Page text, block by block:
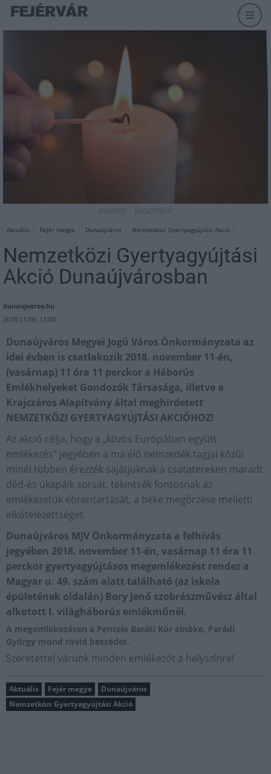
pixabay - illusztráció
Aktuális Fejér megye Dunaújváros Nemzetközi Gyertyagyújtási Akció
Nemzetközi Gyertyagyújtási
Akció Dunaújvárosban
dunaujvaros.hu
2018.11.06. 11:00
Dunaújváros Megyei Jogú Város Önkormányzata az
idei évben is csatlakozik 2018. november 11-én,
(vasárnap) 11 óra 11 perckor a Háborús
Emlékhelyeket Gondozók Társasága, illetve a
Krajczáros Alapítvány által meghirdetett
NEMZETKÖZI GYERTYAGYÚJTÁSI AKCIÓHOZ!
Az akció célja, hogy a „közös Európában együtt
emlékezés” jegyében a ma élő nemzedék tagjai közül
minél többen érezzék sajátjuknak a csatatereken maradt
déd-és ükapáik sorsát, tekintsék fontosnak az
emlékezetük ébrentartását, a béke megőrzése melletti
elkötelezettséget.
Dunaújváros MJV Önkormányzata a felhívás
jegyében 2018. november 11-én, vasárnap 11 óra 11
perckor gyertyagyújtásos megemlékezést rendez a
Magyar u. 49. szám alatt található (az iskola
épületének oldalán) Bory Jenő szobrászművész által
alkotott I. világháborús emlékműnél.
A megemlékezésen a Pentele Baráti Kör elnöke, Parádi
György mond rövid beszédet.
Szeretettel várunk minden emlékezőt a helyszínre!
Aktuális Fejér megye
Dunaújváros
Nemzetközi Gyertyagyújtási Akció